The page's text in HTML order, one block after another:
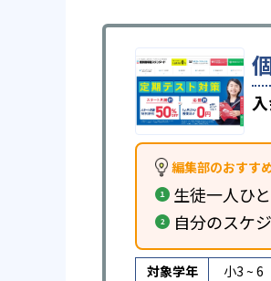
編集部のおすす
生徒一人ひ
自分のスケ
対象学年 小3 ~ 6